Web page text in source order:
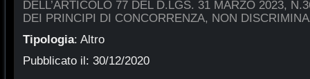
DELL’ARTICOLO 77 DEL D.LGS. 31 MARZO 2023,
DEI PRINCIPI DI CONCORRENZA, NON
Tipologia: Altro
Pubblicato il: 30/12/2020